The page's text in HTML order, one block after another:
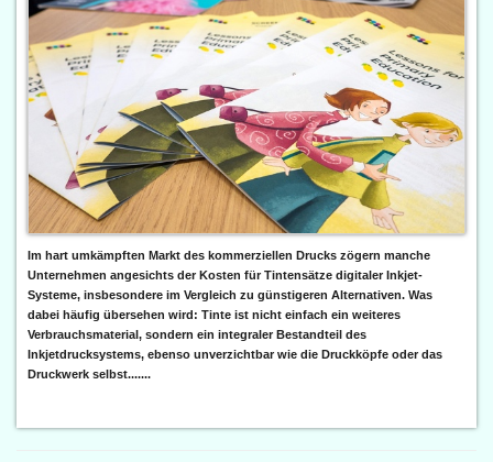
Im hart umkämpften Markt des kommerziellen Drucks zögern manche
Unternehmen angesichts der Kosten für Tintensätze digitaler Inkjet-
Systeme, insbesondere im Vergleich zu günstigeren Alternativen. Was
dabei häufig übersehen wird: Tinte ist nicht einfach ein weiteres
Verbrauchsmaterial, sondern ein integraler Bestandteil des
Inkjetdrucksystems, ebenso unverzichtbar wie die Druckköpfe oder das
Druckwerk selbst.......